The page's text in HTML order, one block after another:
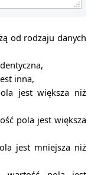
od rodzaju danych
inna,
jest większa niż
pola jest większa
jest mniejsza niż